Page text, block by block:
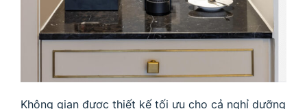
Không gian được thiết kế tối ưu cho cả nghỉ dưỡng